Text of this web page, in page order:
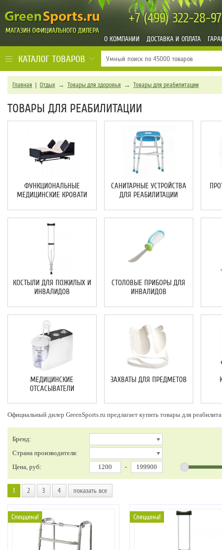
+7 (499)322-28-97
О КОМПАНИИ ДОСТАВКА И ОПЛАТА
КАТАЛОГ ТОВАРОВ
Главная | Отдых → Товары для здоровья → Товары для реабилитации
ТОВАРЫ ДЛЯ РЕАБИЛИТАЦИИ
ФУНКЦИОНАЛЬНЫЕ
МЕДИЦИНСКИЕ КРОВАТИ
САНИТАРНЫЕ УСТРОЙСТВА
ДЛЯ РЕАБИЛИТАЦИИ
КОСТЫЛИ ДЛЯ ПОЖИЛЫХ И
ИНВАЛИДОВ
СТОЛОВЫЕ ПРИБОРЫ ДЛЯ
ИНВАЛИДОВ
МЕДИЦИНСКИЕ
ОТСАСЫВАТЕЛИ
ЗАХВАТЫ ДЛЯ ПРЕДМЕТОВ
Официальный дилер GreenSports.ru предлагает купить товары для
Бренд:
Страна производителя:
Цена, руб:
-
1 2 3 4 показать все
Спеццена! Спеццена!